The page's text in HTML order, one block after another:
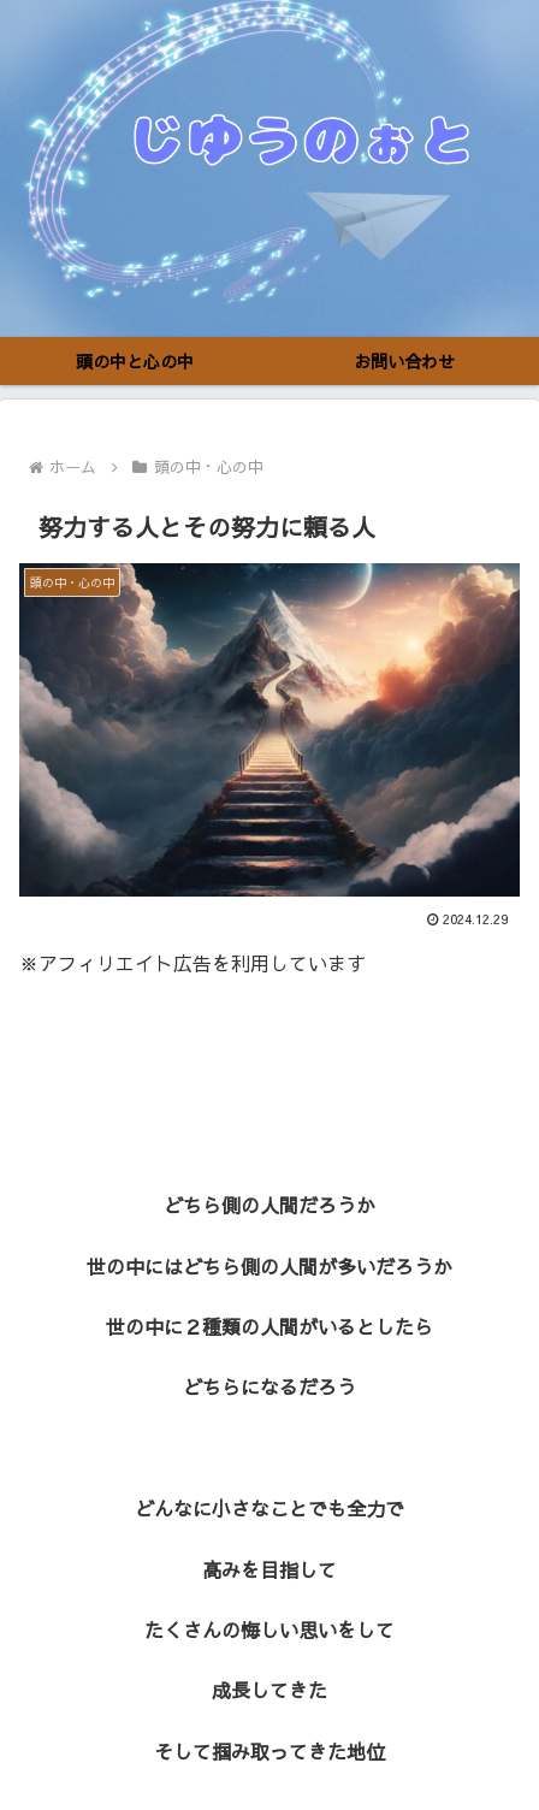
頭の中と心の中 お問い合わせ
ホーム 頭の中・心の中
努力する人とその努力に頼る人
頭の中・心の中
2024.12.29
※アフィリエイト広告を利用しています
どちら側の人間だろうか
世の中にはどちら側の人間が多いだろうか
世の中に２種類の人間がいるとしたら
どちらになるだろう
どんなに小さなことでも全力で
高みを目指して
たくさんの悔しい思いをして
成長してきた
そして掴み取ってきた地位